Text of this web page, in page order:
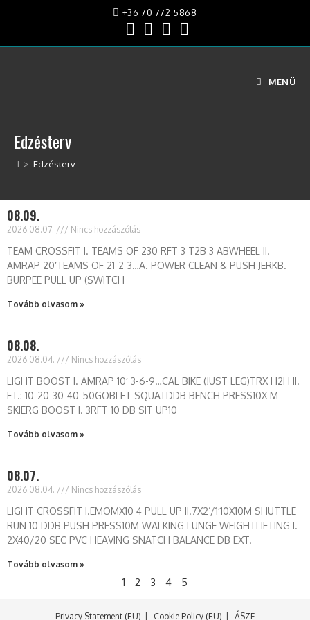
+36 70 772 5868
MENÜ
Edzésterv
> Edzésterv
08.09.
2026.08.07. Nincs hozzászólás
TEAM CROSSFIT I. TEAMS OF 230 RFT 3 T2B 3 ABWHEEL II.
AMRAP 20′TEAMS OF 21-2-3…A. POWER CLEAN & PUSH JERKB.
BURPEE PULL UP (SWITCH
Tovább olvasom »
08.08.
2026.08.04. Nincs hozzászólás
LIGHT BOOST I. AMRAP 10′ 3-6-9…CAL BIKE (JUST LEG)TRX H2H II.
FT.: 10-20-30-40-50GOBLET SQUATDDB BENCH PRESS10X M
SKIERG BOOST I. 3RFT 10 DB SIT UP10
Tovább olvasom »
08.07.
2026.08.04. Nincs hozzászólás
LIGHT CROSSFIT I.EMOMX10 4 PULL UP II.7X2’/1′10X10M SHUTTLE
RUN 10 DDB PUSH PRESS10M WALKING LUNGE WEIGHTLIFTING I.
2X40/20 SEC PVC HEAVING SNATCH BALANCE DB EXT.
Tovább olvasom »
1 2 3 4 5
Privacy Statement (EU) Cookie Policy (EU) ÁSZF